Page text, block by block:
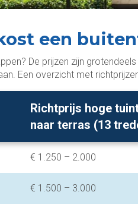
een
De prijzen zijn
Een overzicht met
Richtprijs hoge
naar terras (13
€ 1.250 – 2.000
€ 1.500 – 3.000